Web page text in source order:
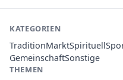
KATEGORIEN
TraditionMarktSpirituell
GemeinschaftSonstige
THEMEN